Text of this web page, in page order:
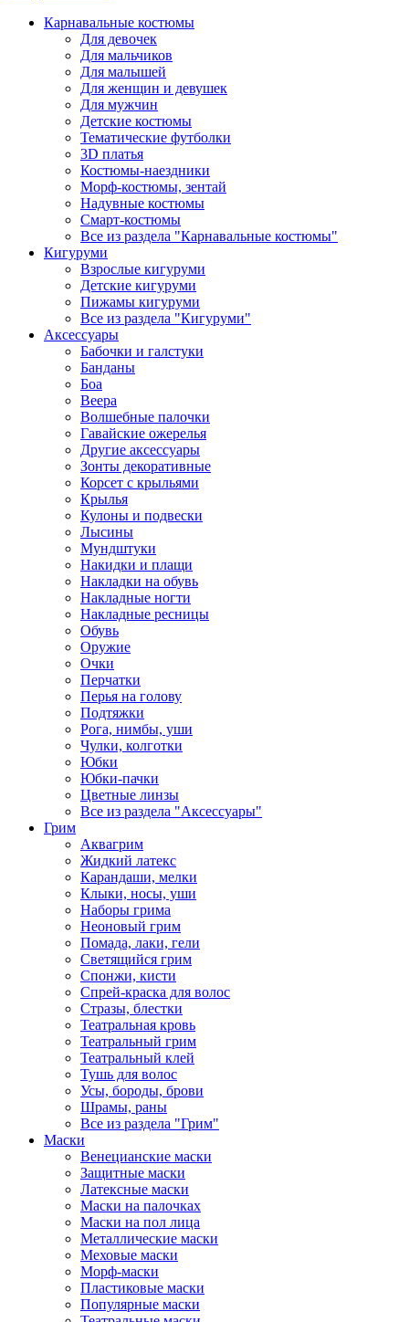
Карнавальные костюмы
Для девочек
Для мальчиков
Для малышей
Для женщин и девушек
Для мужчин
Детские костюмы
Тематические футболки
3D платья
Костюмы-наездники
Морф-костюмы, зентай
Надувные костюмы
Смарт-костюмы
Все из раздела "Карнавальные костюмы"
Кигуруми
Взрослые кигуруми
Детские кигуруми
Пижамы кигуруми
Все из раздела "Кигуруми"
Аксессуары
Бабочки и галстуки
Банданы
Боа
Веера
Волшебные палочки
Гавайские ожерелья
Другие аксессуары
Зонты декоративные
Корсет с крыльями
Крылья
Кулоны и подвески
Лысины
Мундштуки
Накидки и плащи
Накладки на обувь
Накладные ногти
Накладные ресницы
Обувь
Оружие
Очки
Перчатки
Перья на голову
Подтяжки
Рога, нимбы, уши
Чулки, колготки
Юбки
Юбки-пачки
Цветные линзы
Все из раздела "Аксессуары"
Грим
Аквагрим
Жидкий латекс
Карандаши, мелки
Клыки, носы, уши
Наборы грима
Неоновый грим
Помада, лаки, гели
Светящийся грим
Спонжи, кисти
Спрей-краска для волос
Стразы, блестки
Театральная кровь
Театральный грим
Театральный клей
Тушь для волос
Усы, бороды, брови
Шрамы, раны
Все из раздела "Грим"
Маски
Венецианские маски
Защитные маски
Латексные маски
Маски на палочках
Маски на пол лица
Металлические маски
Меховые маски
Морф-маски
Пластиковые маски
Популярные маски